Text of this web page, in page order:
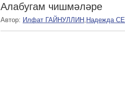
Алабугам чишмәләре
Автор: Илфат ГАЙНУЛЛИН , Надежда